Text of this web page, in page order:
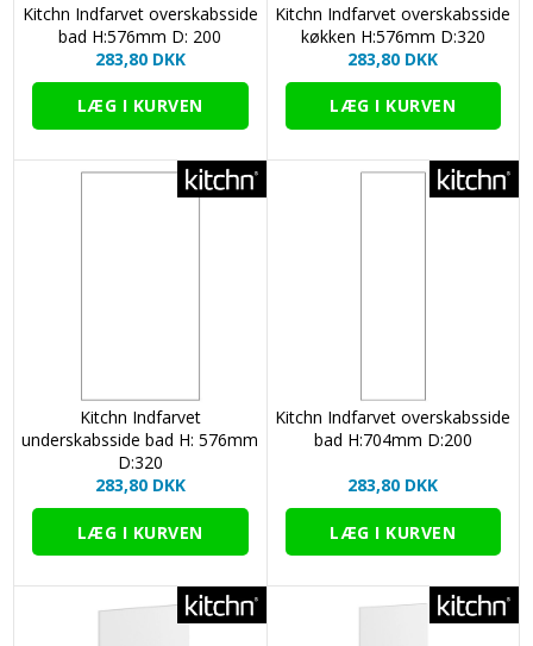
Kitchn Indfarvet overskabsside
bad H:576mm D: 200
283,80 DKK
Kitchn Indfarvet overskabsside
køkken H:576mm D:320
283,80 DKK
Kitchn Indfarvet
underskabsside bad H: 576mm
D:320
283,80 DKK
Kitchn Indfarvet overskabsside
bad H:704mm D:200
283,80 DKK